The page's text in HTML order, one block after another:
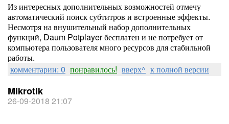
Из интересных дополнительных возможностей отмечу
автоматический поиск субтитров и встроенные эффекты.
Несмотря на внушительный набор дополнительных
функций, Daum Potplayer бесплатен и не потребует от
компьютера пользователя много ресурсов для стабильной
работы.
комментарии: 0 понравилось! вверх^ к полной версии
Mikrotik
26-09-2018 21:07